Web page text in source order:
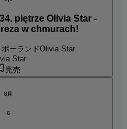
piętrze Olivia Star -
w chmurach!
ーランドOlivia Star
Star
完売
8月
6